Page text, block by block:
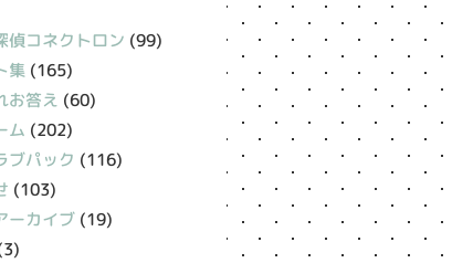
偵コネクトロン (99)
集 (165)
お答え (60)
ム (202)
ブパック (116)
(103)
ーカイブ (19)